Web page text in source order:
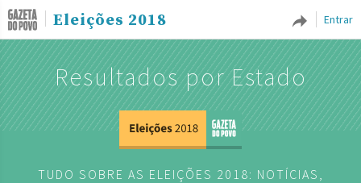
Entrar
Eleições 2018
Resultados por Estado
TUDO SOBRE AS ELEIÇÕES 2018: NOTÍCIAS,